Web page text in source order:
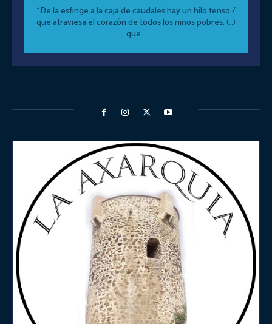
“De la esfinge a la caja de caudales hay un hilo tenso /
que atraviesa el corazón de todos los niños pobres. (…)
que...